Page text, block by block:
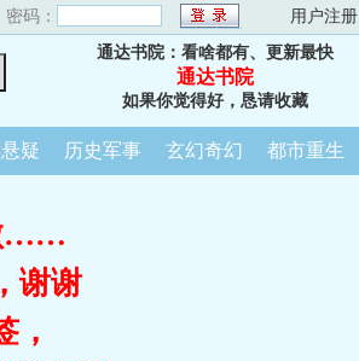
密码： 用户注册
通达书院：看啥都有、更新最快
通达书院
如果你觉得好，恳请收藏
疑 历史军事 玄幻奇幻 都市重生
……
谢谢
，